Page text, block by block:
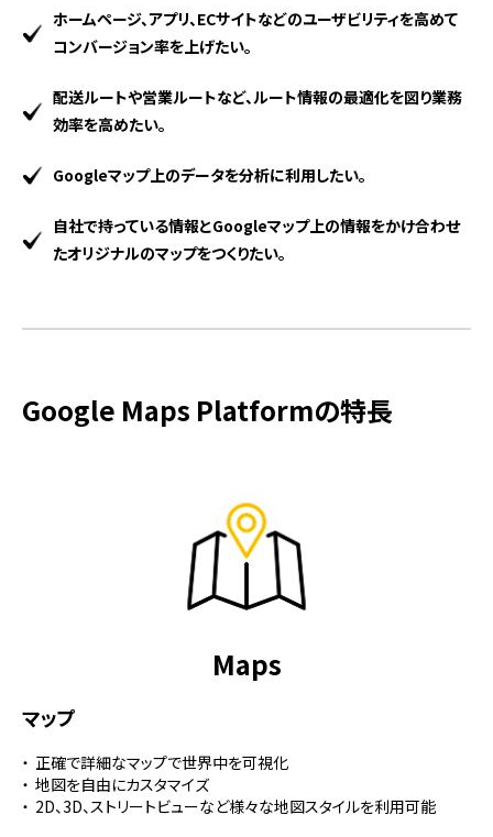
ホームページ、アプリ、ECサイトなどのユーザビリティを高めて
コンバージョン率を上げたい。
配送ルートや営業ルートなど、ルート情報の最適化を図り業務
効率を高めたい。
Googleマップ上のデータを分析に利用したい。
自社で持っている情報とGoogleマップ上の情報をかけ合わせ
たオリジナルのマップをつくりたい。
Google Maps Platformの特長
Maps
マップ
正確で詳細なマップで世界中を可視化
地図を自由にカスタマイズ
2D、3D、ストリートビューなど様々な地図スタイルを利用可能